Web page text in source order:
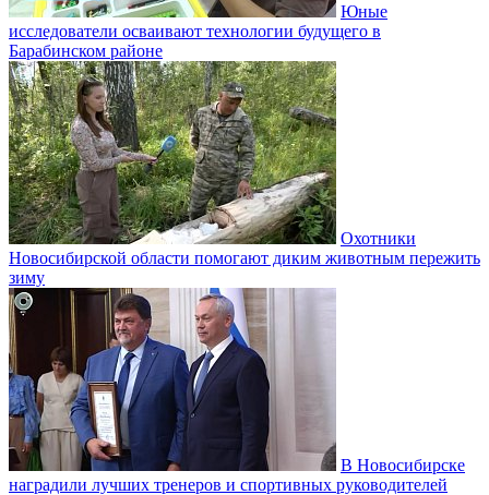
Юные
исследователи осваивают технологии будущего в
Барабинском районе
Охотники
Новосибирской области помогают диким животным пережить
зиму
В Новосибирске
наградили лучших тренеров и спортивных руководителей